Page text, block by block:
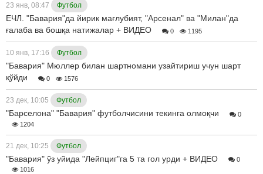
23 янв, 08:47 Футбол
ЕЧЛ. "Бавария"да йирик мағлубият, "Арсенал" ва "Милан"да
ғалаба ва бошқа натижалар + ВИДЕО
0 1195
10 янв, 17:16 Футбол
"Бавария" Мюллер билан шартномани узайтириш учун шарт
қўйди
0 1576
23 дек, 10:05 Футбол
"Барселона" "Бавария" футболчисини текинга олмоқчи
0
1204
21 дек, 10:25 Футбол
"Бавария" ўз уйида "Лейпциг"га 5 та гол урди + ВИДЕО
0
1016